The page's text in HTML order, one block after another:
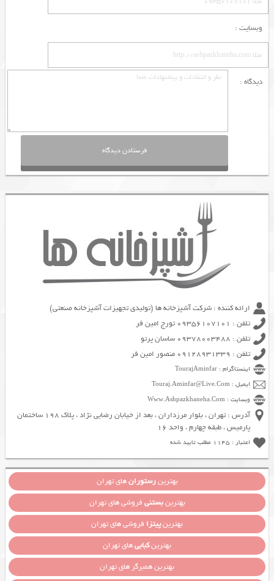
وبسایت :
دیدگاه :
ارائه کننده : شرکت آشپزخانه ها (تولیدی تجهیزات آشپزخانه صنعتی)
تلفن : 09356107101 تورج امین فر
تلفن : 09378003488 ساسان پرتو
تلفن : 09128931339 منصور امین فر
اینستاگرام : TourajAminfar
ایمیل : Touraj.Aminfar@Live.Com
وبسایت : Www.Ashpazkhaneha.Com
آدرس : تهران ، بلوار مرزداران ، بعد از خیابان رضایی نژاد ، پلاک 198 ساختمان
پارمیس ، طبقه چهارم ، واحد 16
اعتبار : 1145 مطلب تایید شده
بهترینرستورانهای تهران
بهترینبستنی فروشی های تهران
بهترینپیتزا فروشی های تهران
بهترینکبابیهای تهران
بهترین همبرگر های تهران